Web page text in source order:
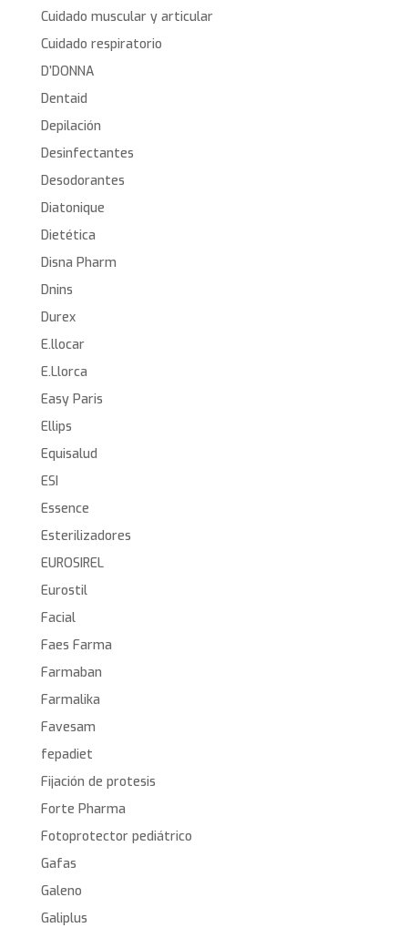
Cuidado muscular y articular
Cuidado respiratorio
D’DONNA
Dentaid
Depilación
Desinfectantes
Desodorantes
Diatonique
Dietética
Disna Pharm
Dnins
Durex
E.llocar
E.Llorca
Easy Paris
Ellips
Equisalud
ESI
Essence
Esterilizadores
EUROSIREL
Eurostil
Facial
Faes Farma
Farmaban
Farmalika
Favesam
fepadiet
Fijación de protesis
Forte Pharma
Fotoprotector pediátrico
Gafas
Galeno
Galiplus